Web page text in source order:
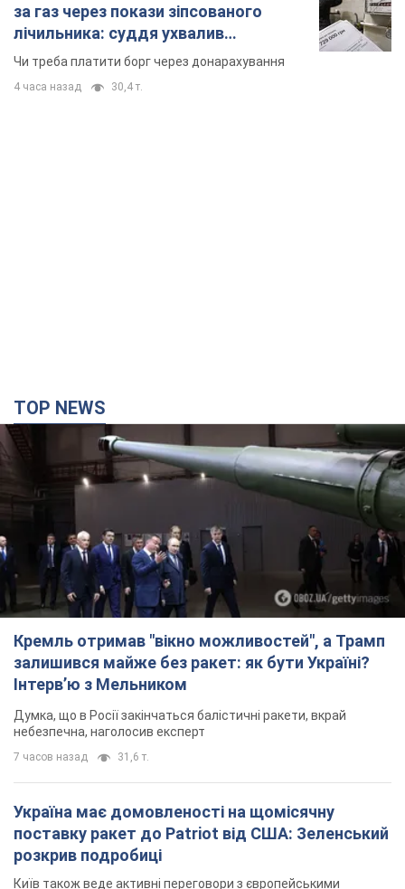
за газ через покази зіпсованого
лічильника: суддя ухвалив
неочікуване рішення
Чи треба платити борг через донарахування
4 часа назад 30,4 т.
TOP NEWS
Кремль отримав "вікно можливостей", а Трамп
залишився майже без ракет: як бути Україні?
Інтерв’ю з Мельником
Думка, що в Росії закінчаться балістичні ракети, вкрай
небезпечна, наголосив експерт
7 часов назад 31,6 т.
Україна має домовленості на щомісячну
поставку ракет до Patriot від США: Зеленський
розкрив подробиці
Київ також веде активні переговори з європейськими